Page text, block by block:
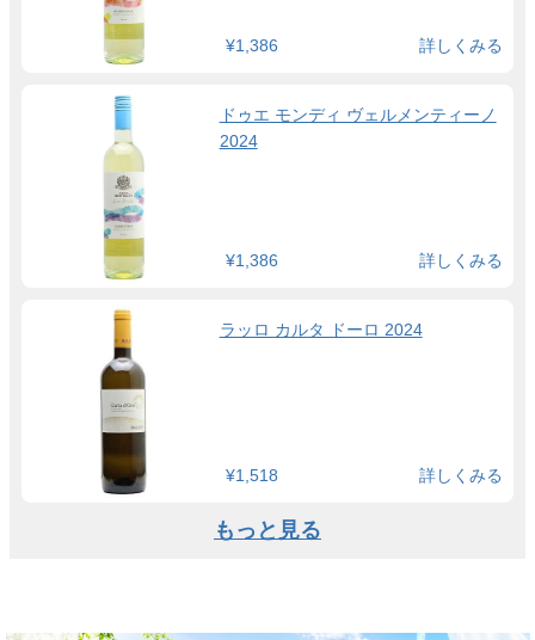
¥1,386 詳しくみる
ドゥエ モンディ ヴェルメンティーノ
2024
¥1,386 詳しくみる
ラッロ カルタ ドーロ 2024
¥1,518 詳しくみる
もっと見る